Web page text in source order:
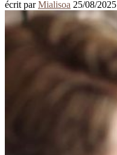
écrit parMialisoa 25/08/2025